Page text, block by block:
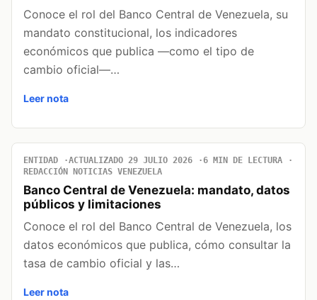
Conoce el rol del Banco Central de Venezuela, su
mandato constitucional, los indicadores
económicos que publica —como el tipo de
cambio oficial—…
Leer nota
ENTIDAD ACTUALIZADO 29 JULIO 2026
6 MIN DE LECTURA
REDACCIÓN NOTICIAS VENEZUELA
Banco Central de Venezuela: mandato, datos
públicos y limitaciones
Conoce el rol del Banco Central de Venezuela, los
datos económicos que publica, cómo consultar la
tasa de cambio oficial y las…
Leer nota